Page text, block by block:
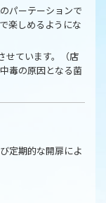
パーテーションで
楽しめるようにな
せています。（店
毒の原因となる菌
定期的な開扉によ